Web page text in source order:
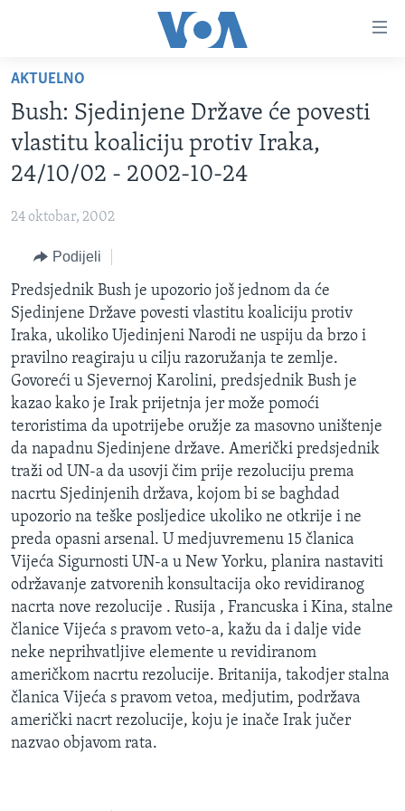
glavni
sadržaj
Pređi
na
glavnu
Idi
pretragu
TV PROGRAM
VIDEO
FOTOGRAFIJE DANA
SJEDINJENE AMERIČKE DRŽAVE
BOSNA I HERCEGOVINA
SVIJET
NAUKA I TEHNOLOGIJA
SPECIJALNI PROJEKTI
KORUPCIJA
SLOBODA MEDIJA
ŽENSKA STRANA
IZBJEGLIČKA STRANA
MAGAZIN
O GLASU AMERIKE
Learning English
PRATITE NAS
Jezici
AKTUELNO
Bush: Sjedinjene Države će povesti
vlastitu koaliciju protiv Iraka,
24/10/02 - 2002-10-24
24 oktobar, 2002
Podijeli
Predsjednik Bush je upozorio još jednom da će
Sjedinjene Države povesti vlastitu koaliciju protiv
Iraka, ukoliko Ujedinjeni Narodi ne uspiju da brzo i
pravilno reagiraju u cilju razoružanja te zemlje.
Govoreći u Sjevernoj Karolini, predsjednik Bush je
kazao kako je Irak prijetnja jer može pomoći
teroristima da upotrijebe oružje za masovno uništenje
da napadnu Sjedinjene države. Američki predsjednik
traži od UN-a da usovji čim prije rezoluciju prema
nacrtu Sjedinjenih država, kojom bi se baghdad
upozorio na teške posljedice ukoliko ne otkrije i ne
preda opasni arsenal. U medjuvremenu 15 članica
Vijeća Sigurnosti UN-a u New Yorku, planira nastaviti
održavanje zatvorenih konsultacija oko revidiranog
nacrta nove rezolucije . Rusija , Francuska i Kina, stalne
članice Vijeća s pravom veto-a, kažu da i dalje vide
neke neprihvatljive elemente u revidiranom
američkom nacrtu rezolucije. Britanija, takodjer stalna
članica Vijeća s pravom vetoa, medjutim, podržava
američki nacrt rezolucije, koju je inače Irak jučer
nazvao objavom rata.